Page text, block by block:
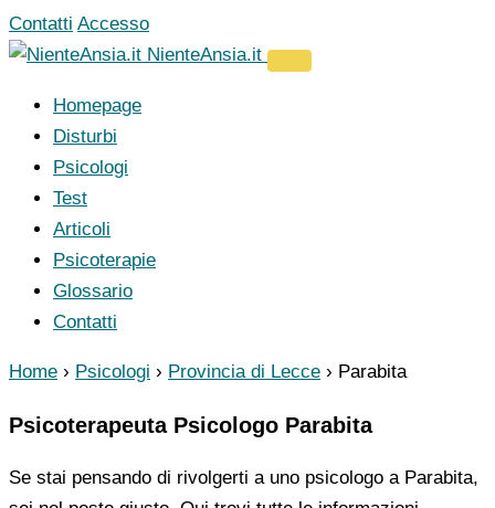
Vai
al
Contatti Accesso
NienteAnsia.it
Homepage
Disturbi
Psicologi
Test
Articoli
Psicoterapie
Glossario
Contatti
Home › Psicologi › Provincia di Lecce › Parabita
Psicoterapeuta Psicologo Parabita
Se stai pensando di rivolgerti a uno psicologo a Parabita,